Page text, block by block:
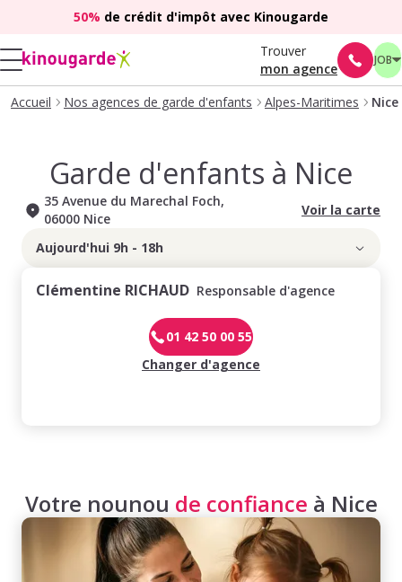
50% de crédit d'impôt avec Kinougarde
Trouver
mon agence
JOB
Accueil Nos agences de garde d'enfants Alpes-Maritimes Nice
Garde d'enfants à Nice
35 Avenue du Marechal Foch,
06000 Nice
Voir la carte
Aujourd'hui 9h - 18h
Clémentine RICHAUD Responsable d'agence
01 42 50 00 55
Changer d'agence
Votre nounou de confiance à Nice